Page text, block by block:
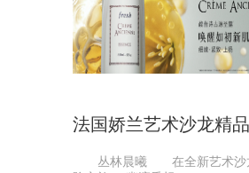
法国娇兰艺术沙龙精
丛林晨曦 在全新艺术沙龙香